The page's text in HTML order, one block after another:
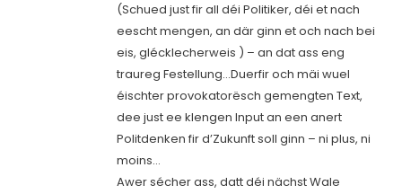
(Schued just fir all déi Politiker, déi et nach
eescht mengen, an där ginn et och nach bei
eis, glécklecherweis ) – an dat ass eng
traureg Festellung…Duerfir och mäi wuel
éischter provokatorësch gemengten Text,
dee just ee klengen Input an een anert
Politdenken fir d’Zukunft soll ginn – ni plus, ni
moins…
Awer sécher ass, datt déi nächst Wale